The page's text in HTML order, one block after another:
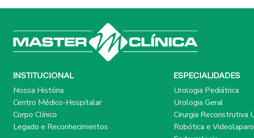
INSTITUCIONAL
Nossa História
Centro Médico-Hospitalar
Corpo Clínico
Legado e Reconhecimentos
ESPECIALIDADES
Urologia Pediátrica
Urologia Geral
Cirurgia Reconstrutiva
Robótica e